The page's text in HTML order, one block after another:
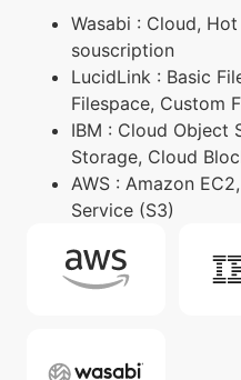
Wasabi : Cloud,
souscription
LucidLink : Basic
Filespace, Custom
IBM : Cloud Object
Storage, Cloud
AWS : Amazon
Service (S3)